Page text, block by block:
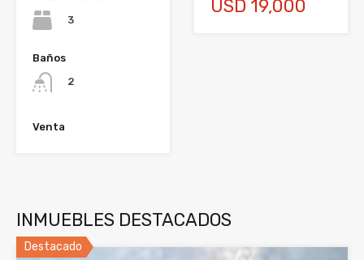
3
Baños
2
Venta
USD 19,000
INMUEBLES DESTACADOS
Destacado